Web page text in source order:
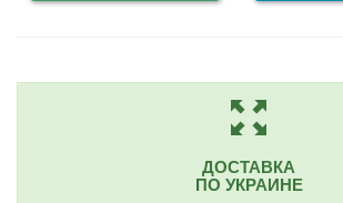
ДОСТАВКА
ПО УКРАИНЕ